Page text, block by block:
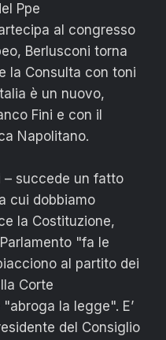
Ppe
al congresso
Berlusconi torna
la Consulta con toni
è un nuovo,
Fini e con il
Napolitano.
– succede un fatto
cui dobbiamo
la Costituzione,
"fa le
al partito dei
Corte
la legge". E’
del Consiglio